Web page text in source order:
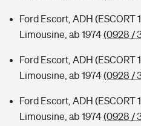
Ford Escort, ADH (ESCORT
Limousine, ab 1974(0928 /
Ford Escort, ADH (ESCORT
Limousine, ab 1974(0928 /
Ford Escort, ADH (ESCORT
Limousine, ab 1974(0928 /